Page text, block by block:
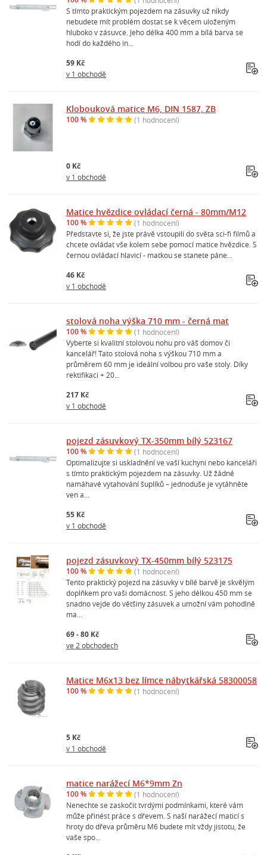
S tímto praktickým pojezdem na zásuvky už nikdy
nebudete mít problém dostat se k věcem uloženým
hluboko v zásuvce. Jeho délka 400 mm a bílá barva se
hodí do každého in...
59 Kč
v 1 obchodě
Klobouková matice M6, DIN 1587, ZB
100 % (1 hodnocení)
0 Kč
v 1 obchodě
Matice hvězdice ovládací černá - 80mm/M12
100 %
(1 hodnocení)
Představte si, že jste právě vstoupili do světa sci-fi filmů a
chcete ovládat vše kolem sebe pomocí matice hvězdice. S
černou ovládací hlavicí - matkou se stanete páne...
46 Kč
v 1 obchodě
stolová noha výška 710 mm - černá mat
100 %
(1 hodnocení)
Vyberte si kvalitní stolovou nohu pro váš domov či
kancelář! Tato stolová noha s výškou 710 mm a
průměrem 60 mm je ideální volbou pro vaše stoly. Díky
rektifikaci + 20...
217 Kč
v 1 obchodě
pojezd zásuvkový TX-350mm bílý 523167
100 %
(1 hodnocení)
Optimalizujte si uskladnění ve vaší kuchyni nebo kanceláři
s tímto praktickým pojezdem na zásuvky. Už žádné
namáhavé vytahování šuplíků – jednoduše je vytáhněte
ven a...
55 Kč
v 1 obchodě
pojezd zásuvkový TX-450mm bílý 523175
100 %
(1 hodnocení)
Tento praktický pojezd na zásuvky v bílé barvě je skvělým
doplňkem pro vaši domácnost. S jeho délkou 450 mm se
snadno vejde do většiny zásuvek a umožní vám pohodlně
ma...
69 - 80 Kč
ve 2 obchodech
Matice M6x13 bez límce nábytkářská 58300058
100 % (1 hodnocení)
5 Kč
v 1 obchodě
matice narážecí M6*9mm Zn
100 %
(1 hodnocení)
Nenechte se zaskočit tvrdými podmínkami, které vám
může přinést práce s dřevem. S naší narážecí maticí s
hroty do dřeva průměru M6 budete mít vždy jistotu, že
vaše spo...